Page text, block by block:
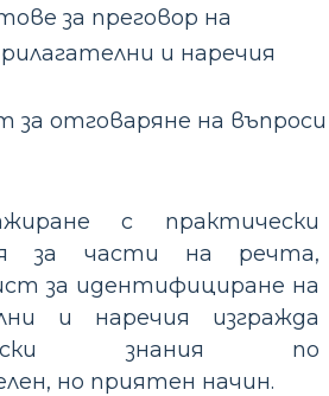
за преговор на
и наречия
за отговаряне на въпроси
с практически
за части на речта,
за идентифициране на
и наречия изгражда
знания по
но приятен начин.